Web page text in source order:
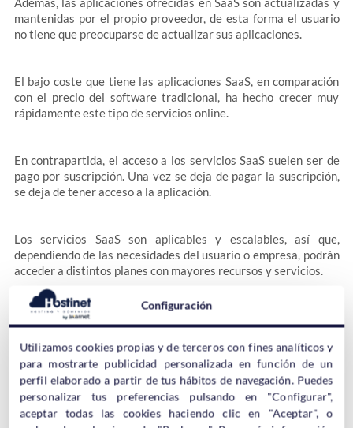
mantenidas por el propio proveedor, de esta forma el usuario
no tiene que preocuparse de actualizar sus aplicaciones.
El bajo coste que tiene las aplicaciones SaaS, en comparación
con el precio del software tradicional, ha hecho crecer muy
rápidamente este tipo de servicios online.
En contrapartida, el acceso a los servicios SaaS suelen ser de
pago por suscripción. Una vez se deja de pagar la suscripción,
se deja de tener acceso a la aplicación.
Los servicios SaaS son aplicables y escalables, así que,
dependiendo de las necesidades del usuario o empresa, podrán
acceder a distintos planes con mayores recursos y servicios.
Los ejemplos más comunes son los siguiente, pero hay muchos
Office 365
Las aplicaciones ofimáticas de Microsoft son accesibles a
través de Internet, sin necesidad de instalarlas.
Configuración
Utilizamos cookies propias y de terceros con fines analíticos y
para mostrarte publicidad personalizada en función de un
perfil elaborado a partir de tus hábitos de navegación. Puedes
personalizar tus preferencias pulsando en "Configurar",
aceptar todas las cookies haciendo clic en "Aceptar", o